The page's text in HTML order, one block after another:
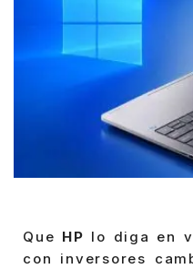
Que HP lo diga en
con inversores